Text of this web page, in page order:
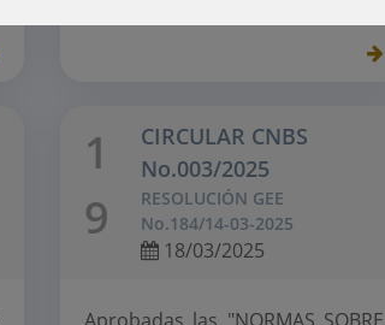
1
9
CIRCULAR CNBS
No.003/2025
RESOLUCIÓN GEE
No.184/14-03-2025
18/03/2025